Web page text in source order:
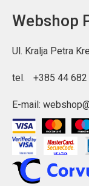
Webshop
Ul. Kralja Petra
tel. +385 44
E-mail: